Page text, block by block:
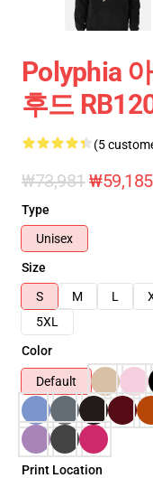
Polyphia
후드
(5
₩73,981 ₩59,185
Type
Unisex
Size
S
M L
5XL
Color
Default
Print Location